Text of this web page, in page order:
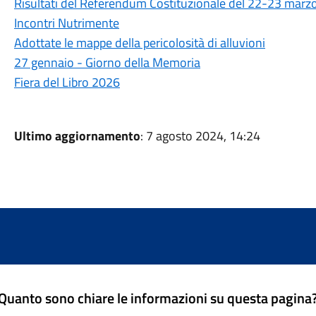
Incontri Nutrimente
Adottate le mappe della pericolosità di alluvioni
27 gennaio - Giorno della Memoria
Fiera del Libro 2026
Ultimo aggiornamento: 7 agosto 2024, 14:24
sono chiare le informazioni su questa